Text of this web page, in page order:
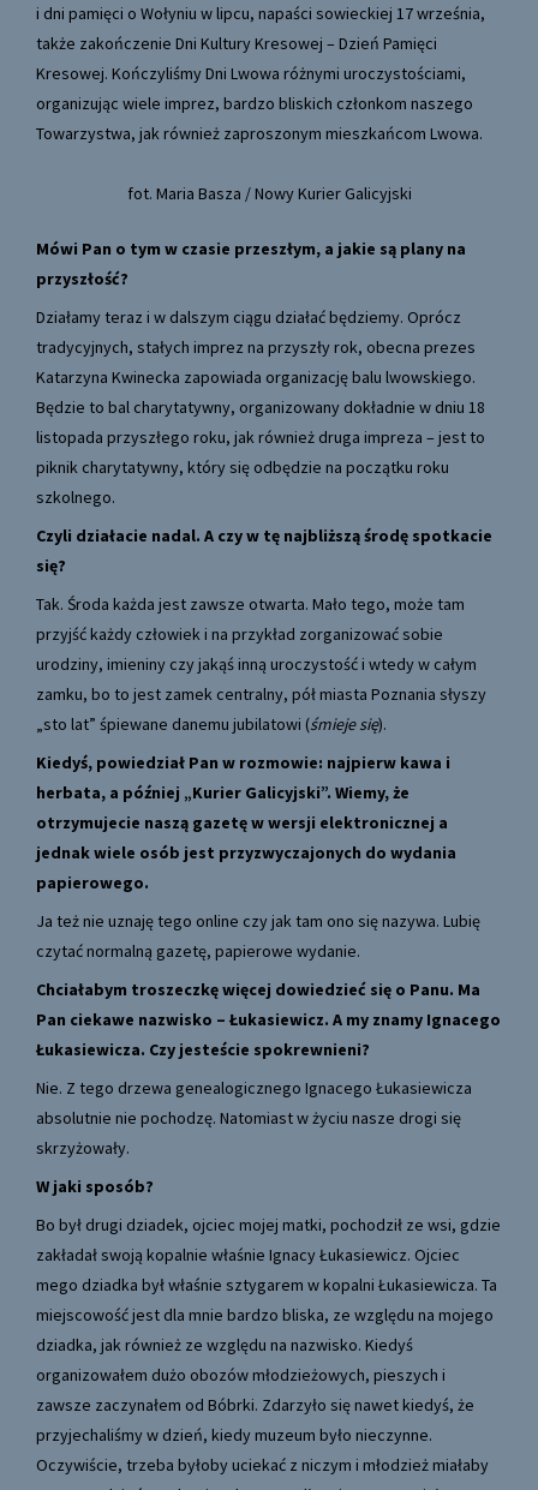
i dni pamięci o Wołyniu w lipcu, napaści sowieckiej 17 września,
także zakończenie Dni Kultury Kresowej – Dzień Pamięci
Kresowej. Kończyliśmy Dni Lwowa różnymi uroczystościami,
organizując wiele imprez, bardzo bliskich członkom naszego
Towarzystwa, jak również zaproszonym mieszkańcom Lwowa.
fot. Maria Basza / Nowy Kurier Galicyjski
Mówi Pan o tym w czasie przeszłym, a jakie są plany na
przyszłość?
Działamy teraz i w dalszym ciągu działać będziemy. Oprócz
tradycyjnych, stałych imprez na przyszły rok, obecna prezes
Katarzyna Kwinecka zapowiada organizację balu lwowskiego.
Będzie to bal charytatywny, organizowany dokładnie w dniu 18
listopada przyszłego roku, jak również druga impreza – jest to
piknik charytatywny, który się odbędzie na początku roku
szkolnego.
Czyli działacie nadal. A czy w tę najbliższą środę spotkacie
się?
Tak. Środa każda jest zawsze otwarta. Mało tego, może tam
przyjść każdy człowiek i na przykład zorganizować sobie
urodziny, imieniny czy jakąś inną uroczystość i wtedy w całym
zamku, bo to jest zamek centralny, pół miasta Poznania słyszy
„sto lat” śpiewane danemu jubilatowi (śmieje się).
Kiedyś, powiedział Pan w rozmowie: najpierw kawa i
herbata, a później „Kurier Galicyjski”. Wiemy, że
otrzymujecie naszą gazetę w wersji elektronicznej a
jednak wiele osób jest przyzwyczajonych do wydania
papierowego.
Ja też nie uznaję tego online czy jak tam ono się nazywa. Lubię
czytać normalną gazetę, papierowe wydanie.
Chciałabym troszeczkę więcej dowiedzieć się o Panu. Ma
Pan ciekawe nazwisko – Łukasiewicz. A my znamy Ignacego
Łukasiewicza. Czy jesteście spokrewnieni?
Nie. Z tego drzewa genealogicznego Ignacego Łukasiewicza
absolutnie nie pochodzę. Natomiast w życiu nasze drogi się
skrzyżowały.
W jaki sposób?
Bo był drugi dziadek, ojciec mojej matki, pochodził ze wsi, gdzie
zakładał swoją kopalnie właśnie Ignacy Łukasiewicz. Ojciec
mego dziadka był właśnie sztygarem w kopalni Łukasiewicza. Ta
miejscowość jest dla mnie bardzo bliska, ze względu na mojego
dziadka, jak również ze względu na nazwisko. Kiedyś
organizowałem dużo obozów młodzieżowych, pieszych i
zawsze zaczynałem od Bóbrki. Zdarzyło się nawet kiedyś, że
przyjechaliśmy w dzień, kiedy muzeum było nieczynne.
Oczywiście, trzeba byłoby uciekać z niczym i młodzież miałaby